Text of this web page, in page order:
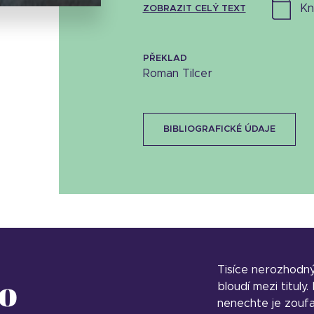
ZOBRAZIT CELÝ TEXT
PŘEKLAD
Roman Tilcer
BIBLIOGRAFICKÉ ÚDAJE
Tisíce
bloudí mezi
nenechte je